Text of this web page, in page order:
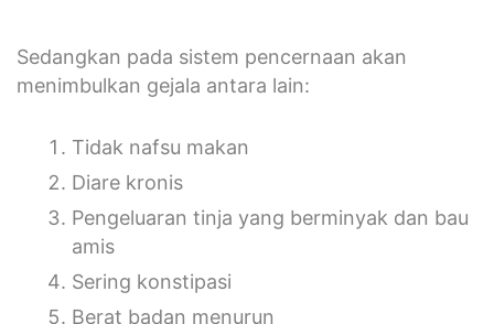
Sedangkan pada sistem pencernaan akan
menimbulkan gejala antara lain:
Tidak nafsu makan
Diare kronis
Pengeluaran tinja yang berminyak dan bau
amis
Sering konstipasi
Berat badan menurun